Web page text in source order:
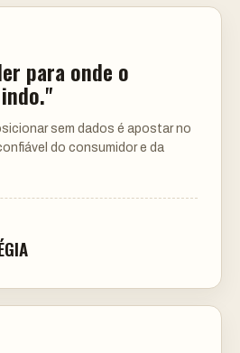
para onde o
sem dados é apostar no
do consumidor e da